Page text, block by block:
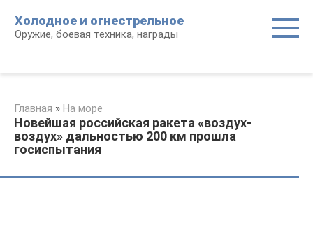
контенту
Холодное и огнестрельное
Оружие, боевая техника, награды
Главная » На море
Новейшая российская ракета «воздух-
воздух» дальностью 200 км прошла
госиспытания